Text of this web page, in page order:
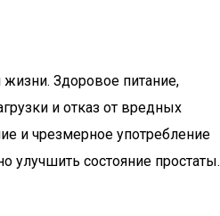
Здоровое питание,
и отказ от вредных
и чрезмерное употребление
улучшить состояние простаты.